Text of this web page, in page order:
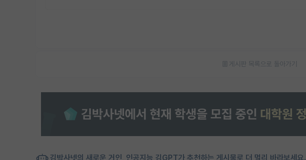
게시판 목록으로 돌아가기
김박사넷의 새로운 거인, 인공지능 김GPT가 추천하는 게시물로 더 멀리 바라보세요.